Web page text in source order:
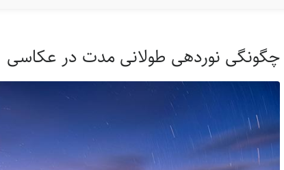
چگونگی نوردهی طولانی مدت در عکاسی